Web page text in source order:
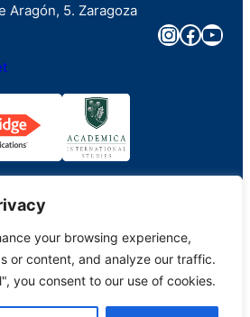
your browsing experience,
or content, and analyze our traffic.
you consent to our use of cookies.
Aragón, 5. Zaragoza
del Pilar Marianistas (Zaragoza). Derechos